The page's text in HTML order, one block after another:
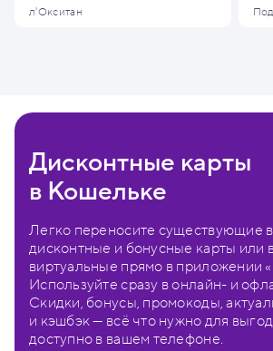
л'Окситан
Дисконтные карты
в Кошельке
Легко переносите существующие
дисконтные и бонусные карты или
виртуальные прямо в приложении
Используйте сразу в онлайн- и
Скидки, бонусы, промокоды,
и кэшбэк — всё что нужно для
доступно в вашем телефоне.